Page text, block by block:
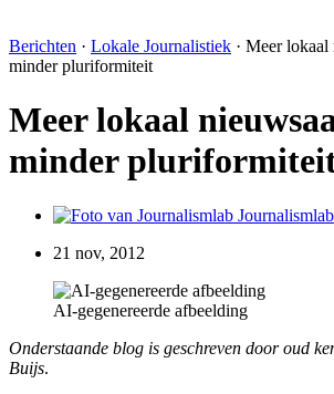
Berichten · Lokale Journalistiek · Meer lokaal
minder pluriformiteit
Meer lokaal
minder
Journalismlab
21 nov, 2012
AI-gegenereerde afbeelding
Onderstaande blog is geschreven door oud
Buijs.